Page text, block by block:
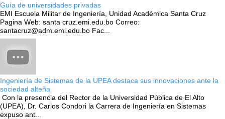
Guía de universidades privadas
EMI Escuela Militar de Ingeniería, Unidad Académica Santa Cruz
Pagina Web: santa cruz.emi.edu.bo Correo:
santacruz@adm.emi.edu.bo Fac...
Ingeniería de Sistemas de la UPEA destaca sus innovaciones ante la
sociedad alteña
Con la presencia del Rector de la Universidad Pública de El Alto
(UPEA), Dr. Carlos Condori la Carrera de Ingeniería en Sistemas
expuso ant...